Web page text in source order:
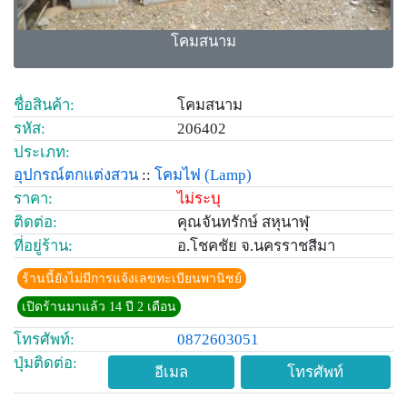
โคมสนาม
ชื่อสินค้า:
โคมสนาม
รหัส:
206402
ประเภท:
อุปกรณ์ตกแต่งสวน :: โคมไฟ (Lamp)
ราคา:
ไม่ระบุ
ติดต่อ:
คุณจันทรักษ์ สหุนาฬุ
ที่อยู่ร้าน:
อ.โชคชัย จ.นครราชสีมา
ร้านนี้ยังไม่มีการแจ้งเลขทะเบียนพานิชย์
เปิดร้านมาแล้ว 14 ปี 2 เดือน
โทรศัพท์:
0872603051
ปุ่มติดต่อ:
อีเมล โทรศัพท์